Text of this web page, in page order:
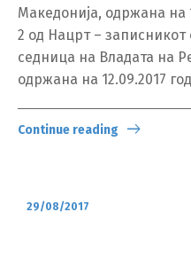
Македонија, одржана на
2 од Нацрт – записникот
седница на Владата на
одржана на 12.09.2017
Continue reading
29/08/2017